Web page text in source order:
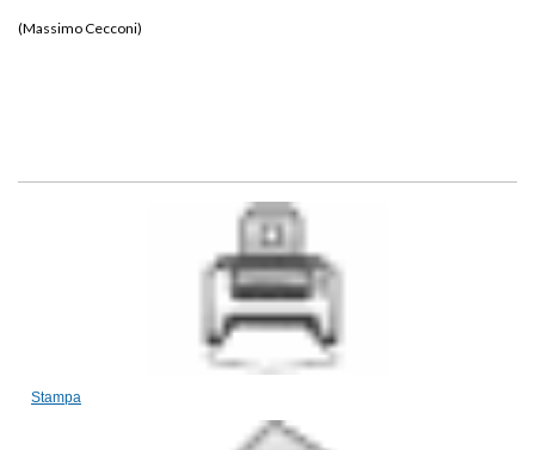
(Massimo Cecconi)
Stampa